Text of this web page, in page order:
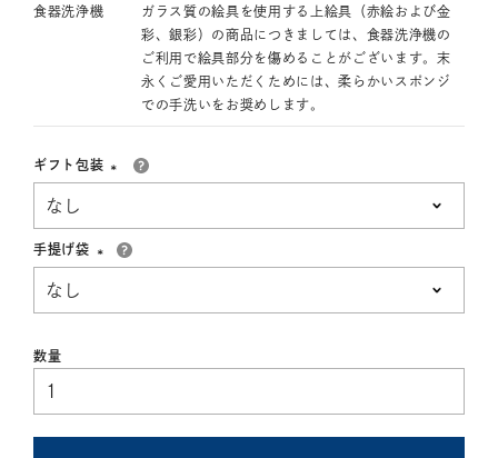
食器洗浄機
ガラス質の絵具を使用する上絵具（赤絵および金
彩、銀彩）の商品につきましては、食器洗浄機の
ご利用で絵具部分を傷めることがございます。末
永くご愛用いただくためには、柔らかいスポンジ
での手洗いをお奨めします。
ギフト包装
手提げ袋